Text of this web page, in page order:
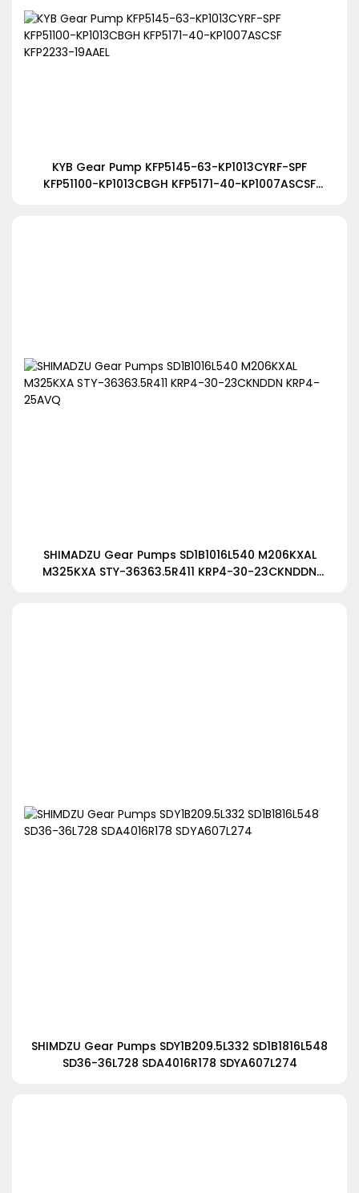
KYB Gear Pump KFP5145-63-KP1013CYRF-SPF
KFP51100-KP1013CBGH KFP5171-40-KP1007ASCSF
SHIMADZU Gear Pumps SD1B1016L540 M206KXAL
M325KXA STY-36363.5R411 KRP4-30-23CKNDDN
SHIMDZU Gear Pumps SDY1B209.5L332 SD1B1816L548
SD36-36L728 SDA4016R178 SDYA607L274